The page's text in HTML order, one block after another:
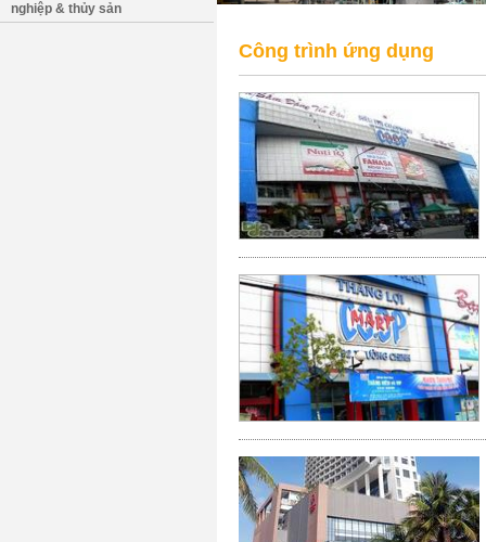
nghiệp & thủy sản
Công trình ứng dụng